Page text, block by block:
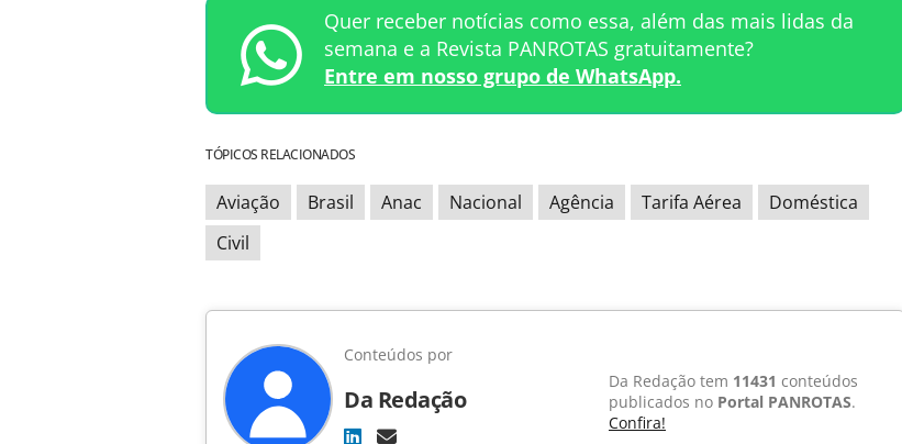
Quer receber notícias como essa, além das mais lidas da
semana e a Revista PANROTAS gratuitamente?
Entre em nosso grupo de WhatsApp.
TÓPICOS RELACIONADOS
Aviação Brasil Anac Nacional Agência Tarifa Aérea
Doméstica
Civil
Conteúdos por
Da Redação
Da Redação tem 11431 conteúdos
publicados no Portal PANROTAS.
Confira!